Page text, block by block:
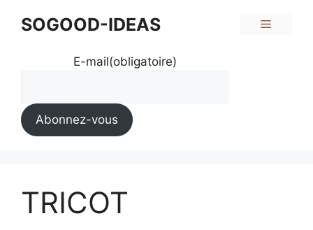
SOGOOD-IDEAS Menu
E-mail(obligatoire)
Abonnez-vous
TRICOT